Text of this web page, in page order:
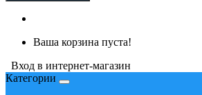
Ваша корзина пуста!
Вход в интернет-магазин
Категории